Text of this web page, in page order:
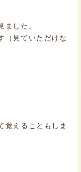
ました。
（見ていただけな
覚えることもしま